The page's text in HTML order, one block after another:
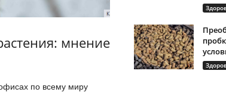
мнение
по всему миру